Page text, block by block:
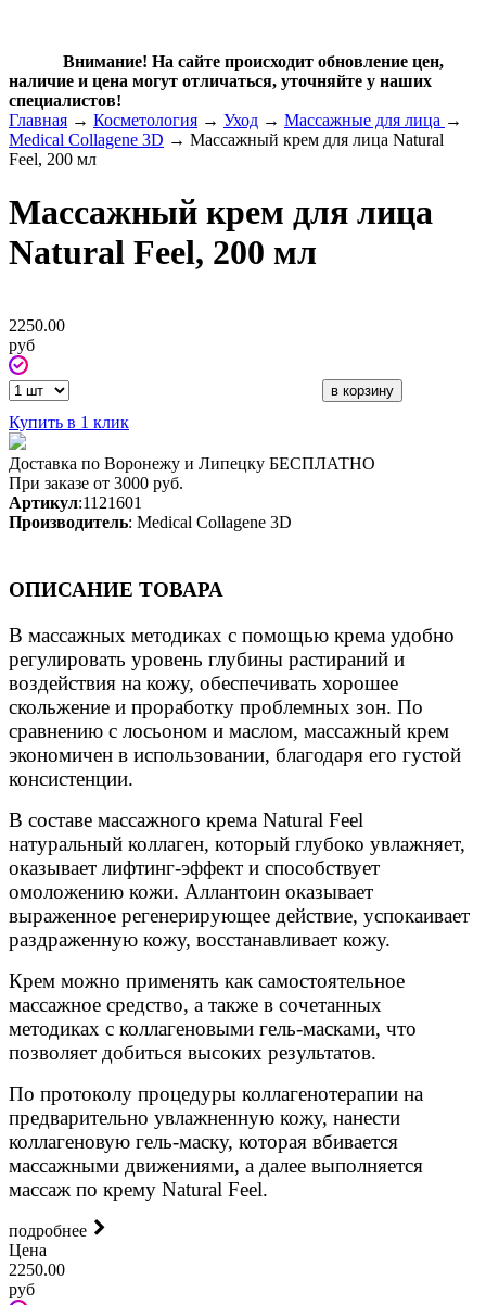
Внимание! На сайте происходит обновление цен,
наличие и цена могут отличаться, уточняйте у наших
специалистов!
Главная → Косметология → Уход → Массажные для лица →
Medical Collagene 3D → Массажный крем для лица Natural
Feel, 200 мл
Массажный крем для лица
Natural Feel, 200 мл
2250.00
руб
Купить в 1 клик
Доставка по Воронежу и Липецку БЕСПЛАТНО
При заказе от 3000 руб.
Артикул:1121601
Производитель: Medical Collagene 3D
ОПИСАНИЕ ТОВАРА
В массажных методиках с помощью крема удобно
регулировать уровень глубины растираний и
воздействия на кожу, обеспечивать хорошее
скольжение и проработку проблемных зон. По
сравнению с лосьоном и маслом, массажный крем
экономичен в использовании, благодаря его густой
консистенции.
В составе массажного крема Natural Feel
натуральный коллаген, который глубоко увлажняет,
оказывает лифтинг-эффект и способствует
омоложению кожи. Аллантоин оказывает
выраженное регенерирующее действие, успокаивает
раздраженную кожу, восстанавливает кожу.
Крем можно применять как самостоятельное
массажное средство, а также в сочетанных
методиках с коллагеновыми гель-масками, что
позволяет добиться высоких результатов.
По протоколу процедуры коллагенотерапии на
предварительно увлажненную кожу, нанести
коллагеновую гель-маску, которая вбивается
массажными движениями, а далее выполняется
массаж по крему Natural Feel.
подробнее
Цена
2250.00
руб